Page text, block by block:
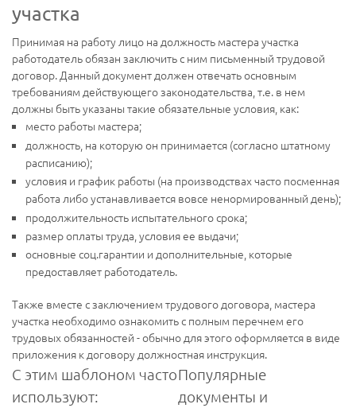
участка
Принимая на работу лицо на должность мастера участка
работодатель обязан заключить с ним письменный трудовой
договор. Данный документ должен отвечать основным
требованиям действующего законодательства, т.е. в нем
должны быть указаны такие обязательные условия, как:
место работы мастера;
должность, на которую он принимается (согласно штатному
расписанию);
условия и график работы (на производствах часто посменная
работа либо устанавливается вовсе ненормированный день);
продолжительность испытательного срока;
размер оплаты труда, условия ее выдачи;
основные соц.гарантии и дополнительные, которые
предоставляет работодатель.
Также вместе с заключением трудового договора, мастера
участка необходимо ознакомить с полным перечнем его
трудовых обязанностей - обычно для этого оформляется в виде
приложения к договору должностная инструкция.
С этим шаблоном часто
используют:
Популярные
документы и